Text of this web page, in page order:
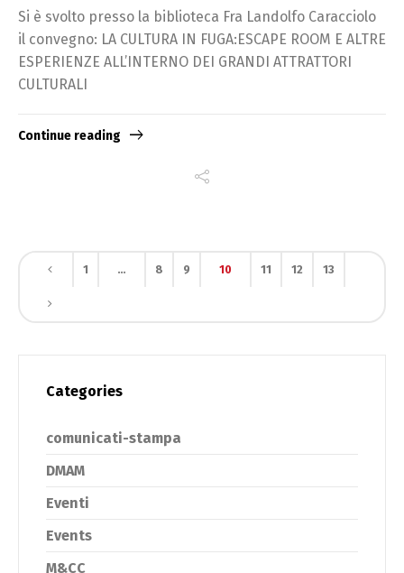
Si è svolto presso la biblioteca Fra Landolfo Caracciolo
il convegno: LA CULTURA IN FUGA:ESCAPE ROOM E ALTRE
ESPERIENZE ALL’INTERNO DEI GRANDI ATTRATTORI
CULTURALI
Continue reading
1 … 8 9 10 11 12 13
Categories
comunicati-stampa
DMAM
Eventi
Events
M&CC